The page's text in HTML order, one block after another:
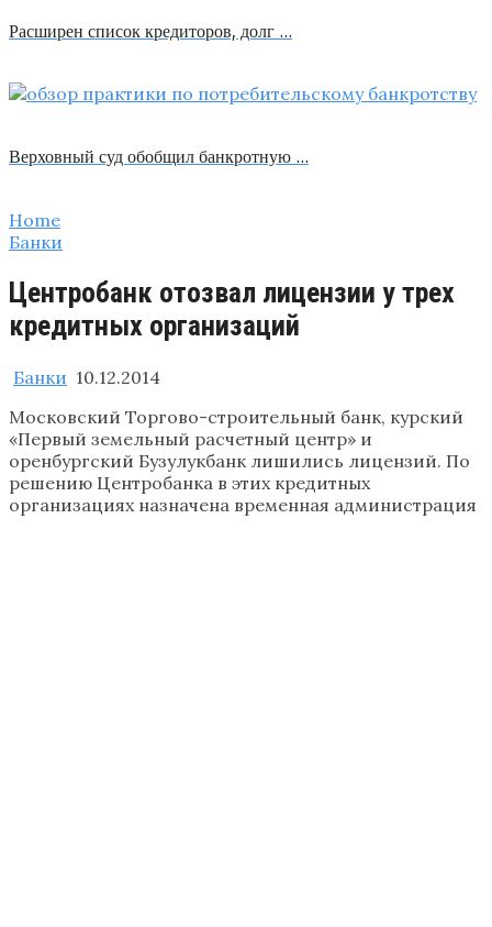
Расширен список кредиторов, долг …
Верховный суд обобщил банкротную …
Home
Банки
Центробанк отозвал лицензии у трех
кредитных организаций
Банки 10.12.2014
Московский Торгово-строительный банк, курский
«Первый земельный расчетный центр» и
оренбургский Бузулукбанк лишились лицензий. По
решению Центробанка в этих кредитных
организациях назначена временная администрация